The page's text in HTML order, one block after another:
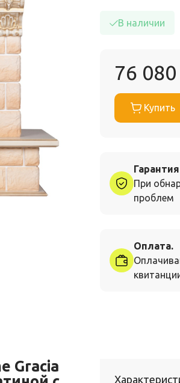
В наличии
76 080
Купить
При
проблем
Оплата.
Gracia